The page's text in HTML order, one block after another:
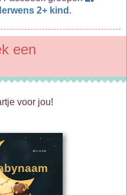
2+ kind .
een
voor jou!